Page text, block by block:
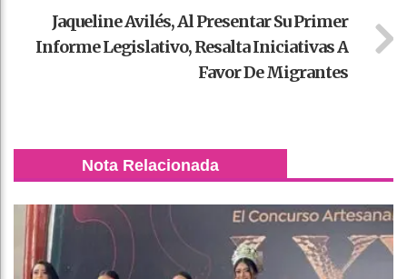
Jaqueline Avilés, Al Presentar Su Primer
Informe Legislativo, Resalta Iniciativas A
Favor De Migrantes
Nota Relacionada